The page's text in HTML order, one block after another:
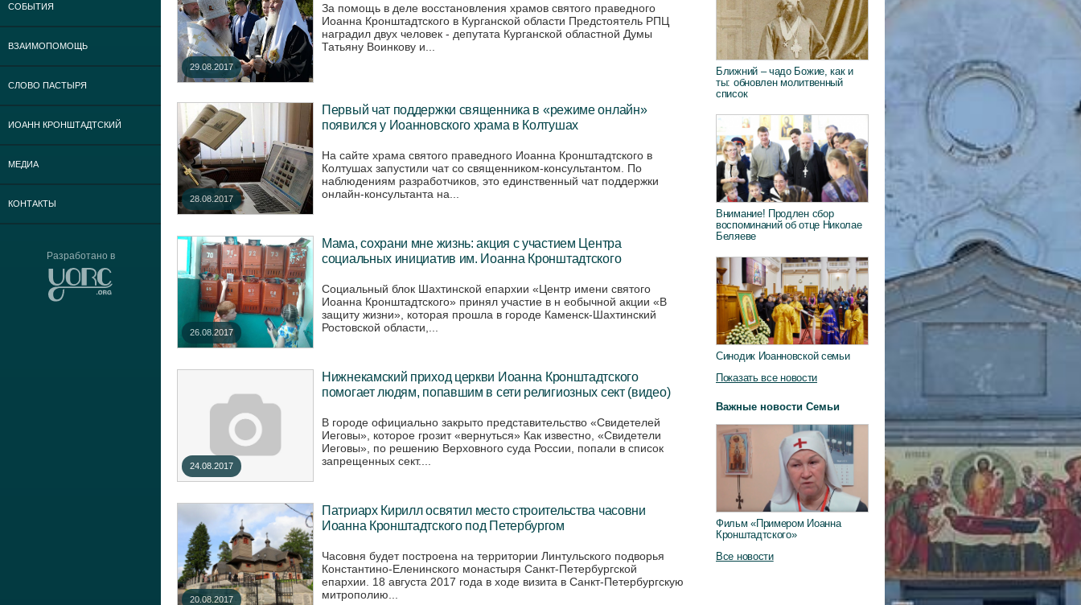
СОБЫТИЯ
ВЗАИМОПОМОЩЬ
СЛОВО ПАСТЫРЯ
ИОАНН КРОНШТАДТСКИЙ
МЕДИА
КОНТАКТЫ
Разработано в
29.08.2017
За помощь в деле восстановления храмов святого праведного
Иоанна Кронштадтского в Курганской области Предстоятель РПЦ
наградил двух человек - депутата Курганской областной Думы
Татьяну Воинкову и...
28.08.2017
Первый чат поддержки священника в «режиме онлайн»
появился у Иоанновского храма в Колтушах
На сайте храма святого праведного Иоанна Кронштадтского в
Колтушах запустили чат со священником-консультантом. По
наблюдениям разработчиков, это единственный чат поддержки
онлайн-консультанта на...
26.08.2017
Мама, сохрани мне жизнь: акция с участием Центра
социальных инициатив им. Иоанна Кронштадтского
Социальный блок Шахтинской епархии «Центр имени святого
Иоанна Кронштадтского» принял участие в н еобычной акции «В
защиту жизни», которая прошла в городе Каменск-Шахтинский
Ростовской области,...
24.08.2017
Нижнекамский приход церкви Иоанна Кронштадтского
помогает людям, попавшим в сети религиозных сект (видео)
В городе официально закрыто представительство «Свидетелей
Иеговы», которое грозит «вернуться» Как известно, «Свидетели
Иеговы», по решению Верховного суда России, попали в список
запрещенных сект....
20.08.2017
Патриарх Кирилл освятил место строительства часовни
Иоанна Кронштадтского под Петербургом
Часовня будет построена на территории Линтульского подворья
Константино-Еленинского монастыря Санкт-Петербургской
епархии. 18 августа 2017 года в ходе визита в Санкт-Петербургскую
митрополию...
Ближний – чадо Божие, как и
ты: обновлен молитвенный
список
Внимание! Продлен сбор
воспоминаний об отце Николае
Беляеве
Синодик Иоанновской семьи
Показать все новости
Важные новости Семьи
Фильм «Примером Иоанна
Кронштадтского»
Все новости